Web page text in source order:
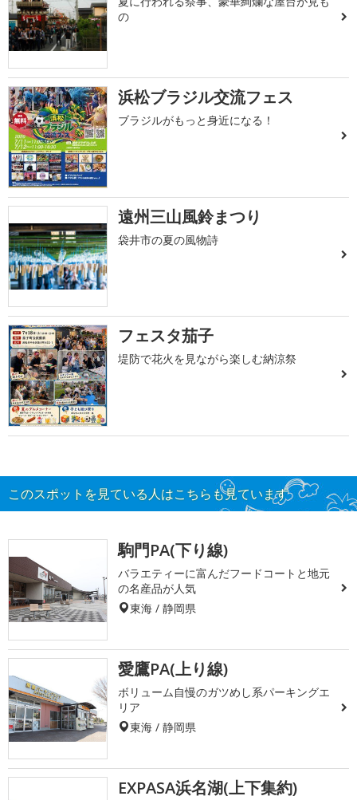
の
浜松ブラジル交流フェス
ブラジルがもっと身近になる！
遠州三山風鈴まつり
袋井市の夏の風物詩
フェスタ茄子
堤防で花火を見ながら楽しむ納涼祭
このスポットを見ている人はこちらも見ています
駒門PA(下り線)
バラエティーに富んだフードコートと地元
の名産品が人気
東海 / 静岡県
愛鷹PA(上り線)
ボリューム自慢のガツめし系パーキングエ
リア
東海 / 静岡県
EXPASA浜名湖(上下集約)